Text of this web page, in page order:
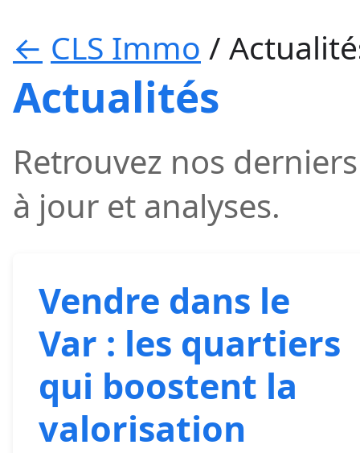
← CLS Immo /
Actualités
Retrouvez nos
à jour et analyses.
Vendre dans le
Var : les quartiers
qui boostent la
valorisation